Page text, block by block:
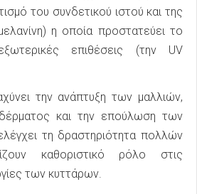
του συνδετικού ιστού και της
η οποία προστατεύει το
επιθέσεις (την UV
την ανάπτυξη των μαλλιών,
και την επούλωση των
τη δραστηριότητα πολλών
καθοριστικό ρόλο στις
των κυττάρων.